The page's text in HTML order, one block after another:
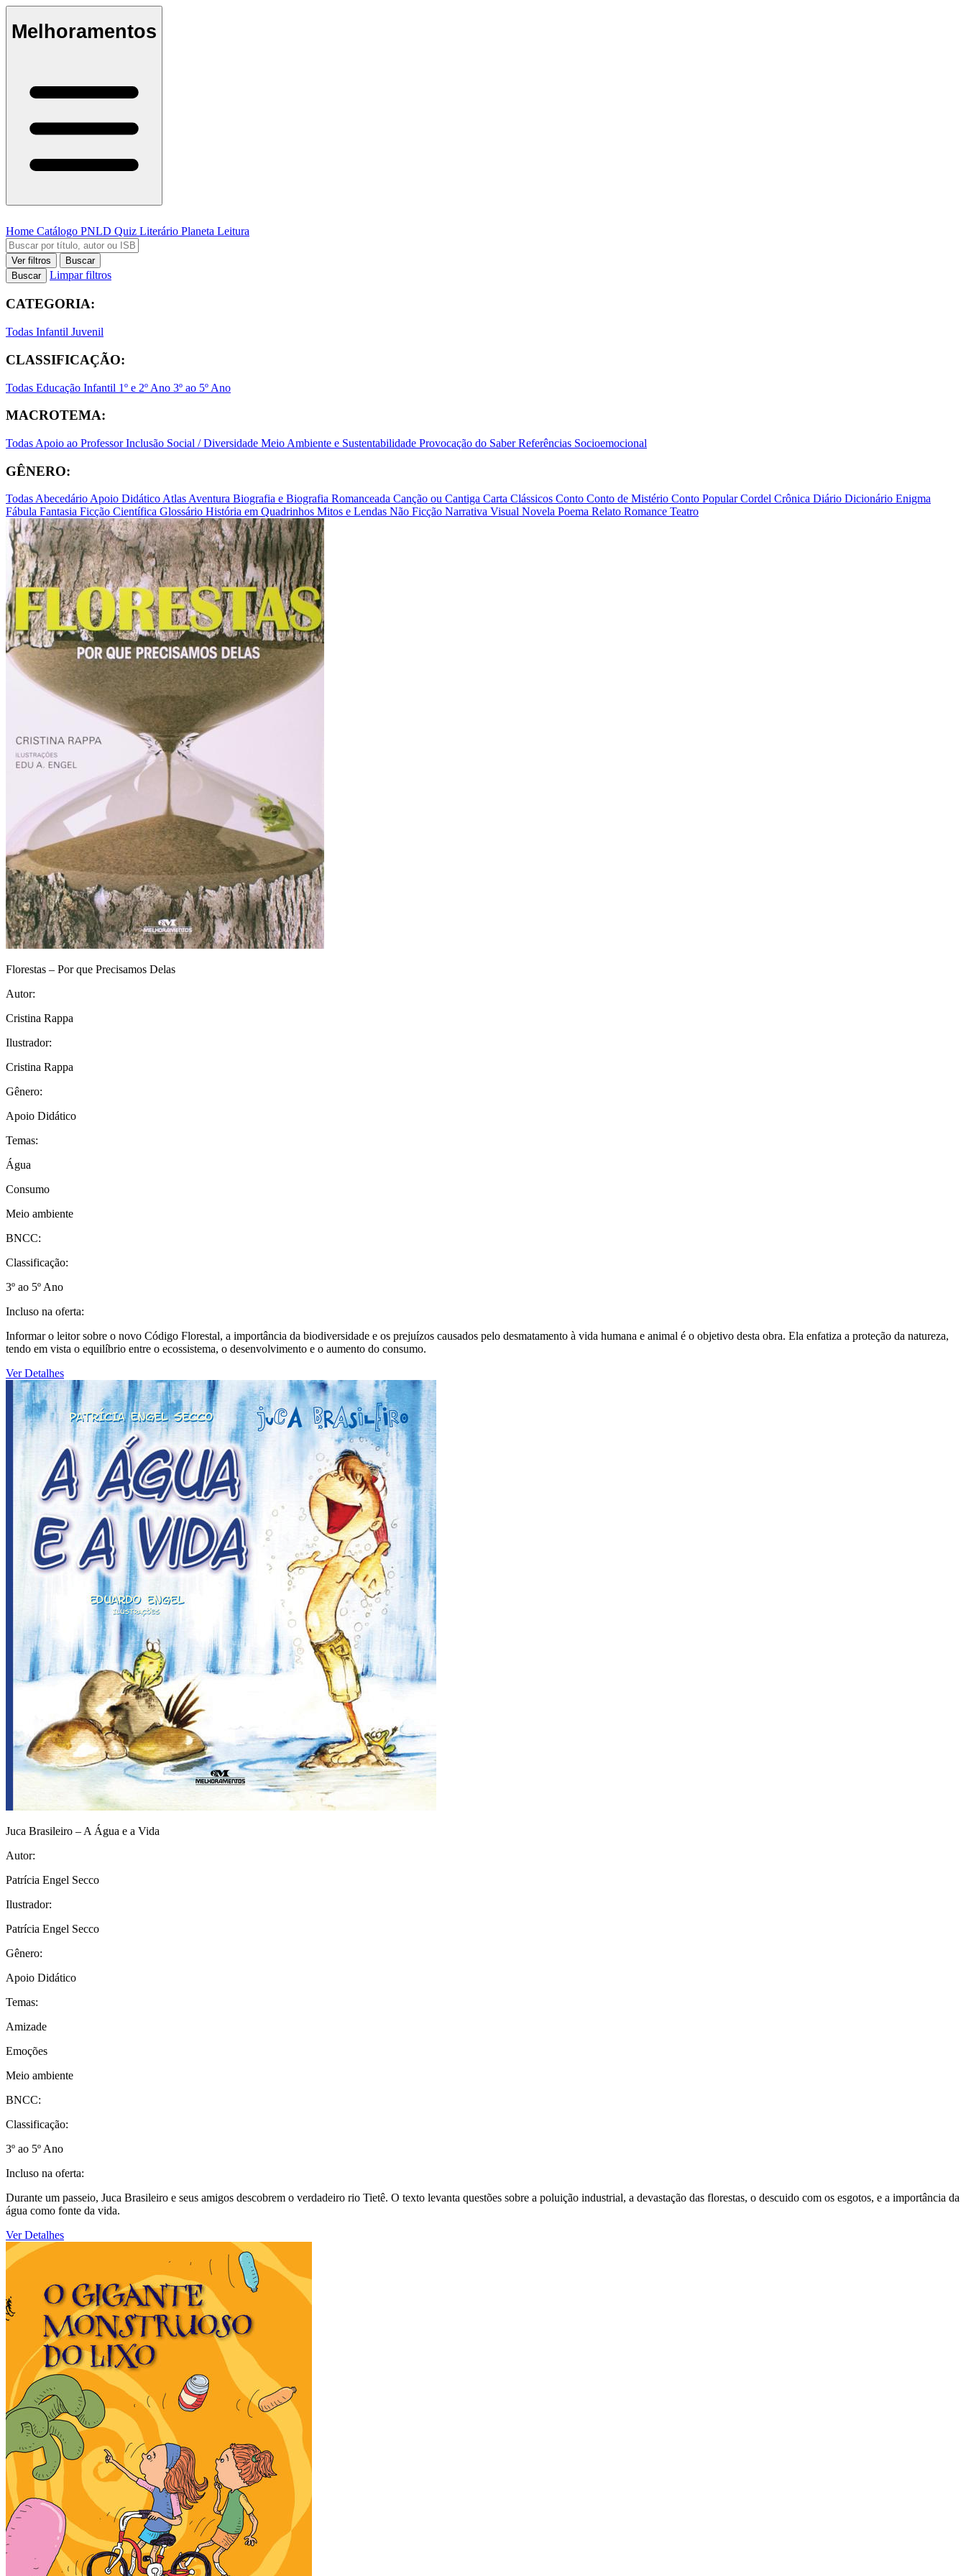
Melhoramentos
Home Catálogo PNLD Quiz Literário Planeta Leitura
Ver filtros
Buscar
Buscar
Limpar filtros
CATEGORIA:
Todas Infantil Juvenil
CLASSIFICAÇÃO:
Todas Educação Infantil 1º e 2º Ano 3º ao 5º Ano
MACROTEMA:
Todas Apoio ao ProfessorInclusão Social / Diversidade Meio Ambiente e Sustentabilidade Provocação do SaberReferências Socioemocional
GÊNERO:
TodasAbecedárioApoio DidáticoAtlasAventura Biografia e Biografia Romanceada Canção ou Cantiga Carta Clássicos Conto Conto de Mistério Conto PopularCordel Crônica Diário Dicionário Enigma
Fábula Fantasia Ficção Científica Glossário História em Quadrinhos Mitos e Lendas Não Ficção Narrativa Visual Novela Poema Relato Romance Teatro
Florestas – Por que Precisamos Delas
Autor:
Cristina Rappa
Ilustrador:
Cristina Rappa
Gênero:
Apoio Didático
Temas:
Água
Consumo
Meio ambiente
BNCC:
Classificação:
3º ao 5º Ano
Incluso na oferta:
Informar o leitor sobre o novo Código Florestal, a importância da biodiversidade e os prejuízos causados pelo desmatamento à vida humana e animal é o objetivo desta obra. Ela enfatiza a proteção da natureza,
tendo em vista o equilíbrio entre o ecossistema, o desenvolvimento e o aumento do consumo.
Ver Detalhes
Juca Brasileiro – A Água e a Vida
Autor:
Patrícia Engel Secco
Ilustrador:
Patrícia Engel Secco
Gênero:
Apoio Didático
Temas:
Amizade
Emoções
Meio ambiente
BNCC:
Classificação:
3º ao 5º Ano
Incluso na oferta:
Durante um passeio, Juca Brasileiro e seus amigos descobrem o verdadeiro rio Tietê. O texto levanta questões sobre a poluição industrial, a devastação das florestas, o descuido com os esgotos, e a importância da
água como fonte da vida.
Ver Detalhes